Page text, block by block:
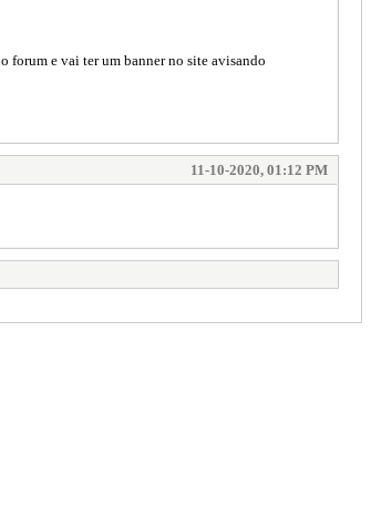
forum e vai ter um banner no site avisando
11-10-2020, 01:12 PM